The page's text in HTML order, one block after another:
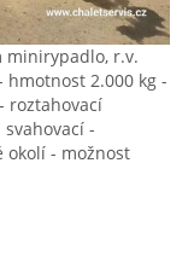
minirypadlo, r.v.
hmotnost 2.000 kg -
roztahovací
-
okolí - možnost